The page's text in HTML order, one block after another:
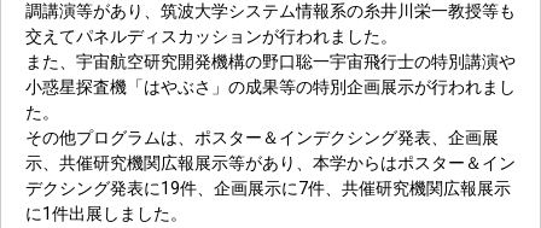
調講演等があり、筑波大学システム情報系の糸井川栄一教授等も
交えてパネルディスカッションが行われました。
また、宇宙航空研究開発機構の野口聡一宇宙飛行士の特別講演や
小惑星探査機「はやぶさ」の成果等の特別企画展示が行われまし
た。
その他プログラムは、ポスター＆インデクシング発表、企画展
示、共催研究機関広報展示等があり、本学からはポスター＆イン
デクシング発表に19件、企画展示に7件、共催研究機関広報展示
に1件出展しました。